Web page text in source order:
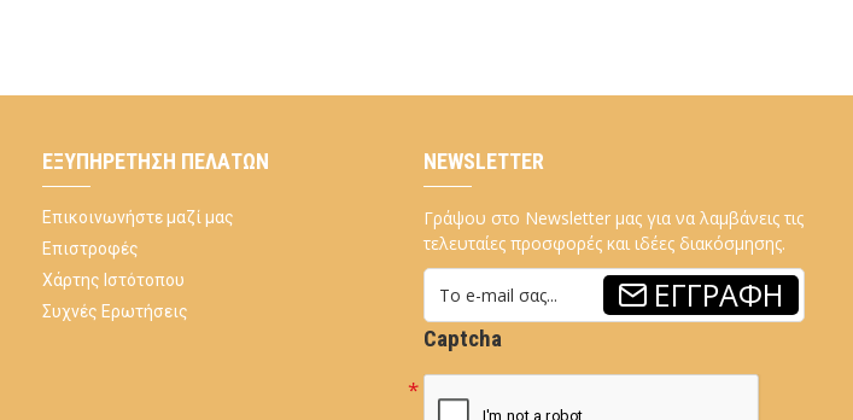
ΕΞΥΠΗΡΈΤΗΣΗ ΠΕΛΑΤΏΝ
Επικοινωνήστε μαζί μας
Επιστροφές
Χάρτης Ιστότοπου
Συχνές Ερωτήσεις
NEWSLETTER
Γράψου στο Newsletter μας για να λαμβάνεις τις
τελευταίες προσφορές και ιδέες διακόσμησης.
ΕΓΓΡΑΦΉ
Captcha